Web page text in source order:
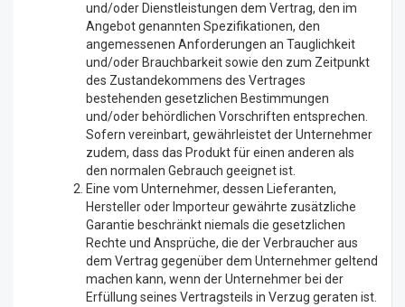
und/oder Dienstleistungen dem Vertrag, den im
Angebot genannten Spezifikationen, den
angemessenen Anforderungen an Tauglichkeit
und/oder Brauchbarkeit sowie den zum Zeitpunkt
des Zustandekommens des Vertrages
bestehenden gesetzlichen Bestimmungen
und/oder behördlichen Vorschriften entsprechen.
Sofern vereinbart, gewährleistet der Unternehmer
zudem, dass das Produkt für einen anderen als
den normalen Gebrauch geeignet ist.
Eine vom Unternehmer, dessen Lieferanten,
Hersteller oder Importeur gewährte zusätzliche
Garantie beschränkt niemals die gesetzlichen
Rechte und Ansprüche, die der Verbraucher aus
dem Vertrag gegenüber dem Unternehmer geltend
machen kann, wenn der Unternehmer bei der
Erfüllung seines Vertragsteils in Verzug geraten ist.